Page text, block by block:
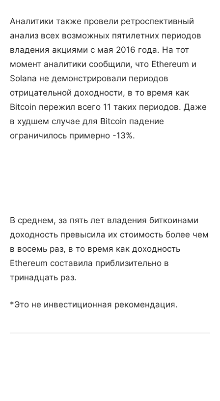
Аналитики также провели ретроспективный
анализ всех возможных пятилетних периодов
владения акциями с мая 2016 года. На тот
момент аналитики сообщили, что Ethereum и
Solana не демонстрировали периодов
отрицательной доходности, в то время как
Bitcoin пережил всего 11 таких периодов. Даже
в худшем случае для Bitcoin падение
ограничилось примерно -13%.
В среднем, за пять лет владения биткоинами
доходность превысила их стоимость более чем
в восемь раз, в то время как доходность
Ethereum составила приблизительно в
тринадцать раз.
*Это не инвестиционная рекомендация.